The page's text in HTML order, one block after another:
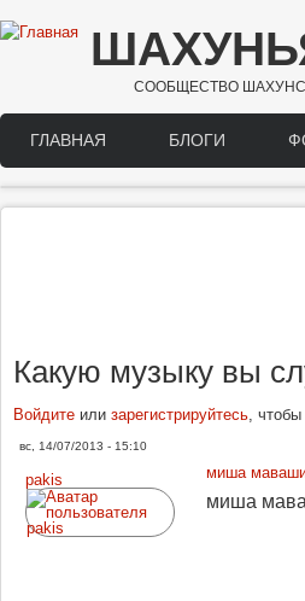
Перейти к основному содержанию
СООБЩЕСТВО
Main menu
ГЛАВНАЯ БЛОГИ
Какую музыку вы
Войдите или зарегистрируйтесь, чтобы
вс, 14/07/2013 - 15:10
pakis
миша
миша